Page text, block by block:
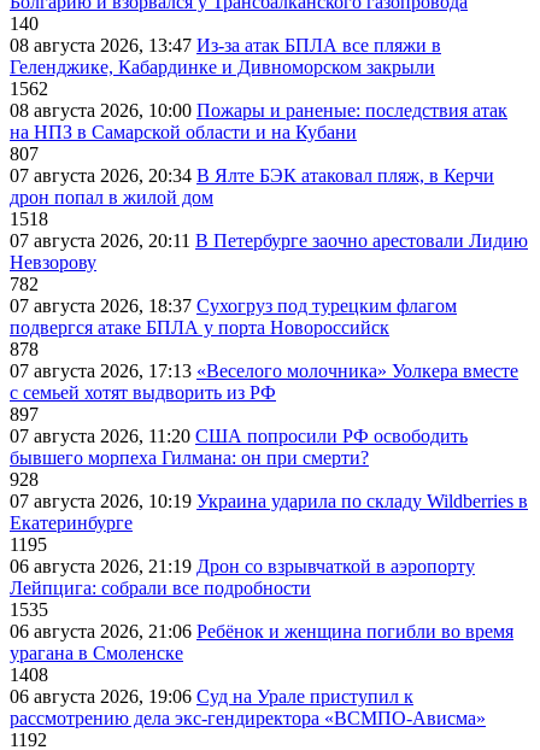
140
08 августа 2026, 13:47 Из-за атак БПЛА все пляжи в
Геленджике, Кабардинке и Дивноморском закрыли
1562
08 августа 2026, 10:00 Пожары и раненые: последствия атак
на НПЗ в Самарской области и на Кубани
807
07 августа 2026, 20:34 В Ялте БЭК атаковал пляж, в Керчи
дрон попал в жилой дом
1518
07 августа 2026, 20:11 В Петербурге заочно арестовали Лидию
Невзорову
782
07 августа 2026, 18:37 Сухогруз под турецким флагом
подвергся атаке БПЛА у порта Новороссийск
878
07 августа 2026, 17:13 «Веселого молочника» Уолкера вместе
с семьей хотят выдворить из РФ
897
07 августа 2026, 11:20 США попросили РФ освободить
бывшего морпеха Гилмана: он при смерти?
928
07 августа 2026, 10:19 Украина ударила по складу Wildberries в
Екатеринбурге
1195
06 августа 2026, 21:19 Дрон со взрывчаткой в аэропорту
Лейпцига: собрали все подробности
1535
06 августа 2026, 21:06 Ребёнок и женщина погибли во время
урагана в Смоленске
1408
06 августа 2026, 19:06 Суд на Урале приступил к
рассмотрению дела экс-гендиректора «ВСМПО-Ависма»
1192